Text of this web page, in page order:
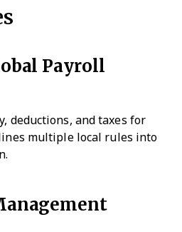
Payroll
deductions, and taxes for
multiple local rules into